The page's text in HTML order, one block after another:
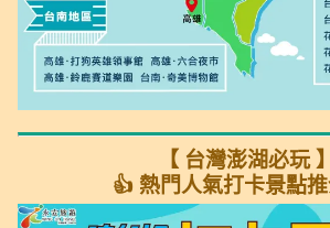
【 台灣澎湖必玩 】
👍 熱門人氣打卡景點